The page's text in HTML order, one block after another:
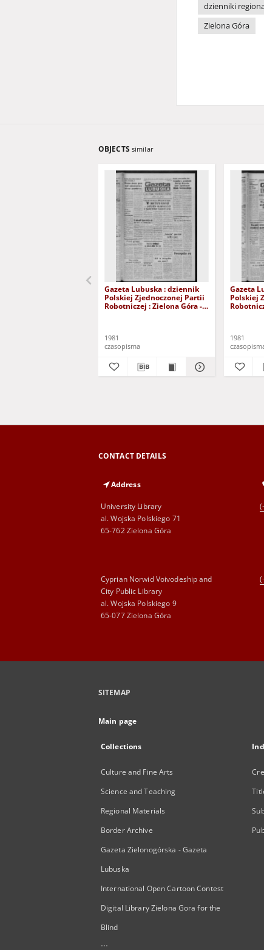
dzienniki
Zielona Góra
OBJECTS similar
Gazeta Lubuska : dziennik
Polskiej Zjednoczonej Partii
Robotniczej : Zielona Góra -
1981
czasopisma
Gazeta
Polskiej
1981
CONTACT DETAILS
Address
University Library
al. Wojska Polskiego 71
65-762 Zielona Góra
Cyprian Norwid Voivodeship and
City Public Library
al. Wojska Polskiego 9
65-077 Zielona Góra
SITEMAP
Main page
Collections
Culture and Fine Arts
Science and Teaching
Regional Materials
Border Archive
Gazeta Zielonogórska - Gazeta
Lubuska
International Open Cartoon Contest
Digital Library Zielona Gora for the
Blind
...